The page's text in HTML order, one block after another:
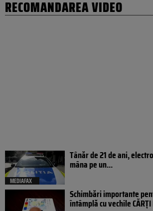
RECOMANDAREA VIDEO
MEDIAFAX
Tânăr de 21 de ani,
mâna pe un...
Schimbări importante
întâmplă cu vechile CĂRȚI